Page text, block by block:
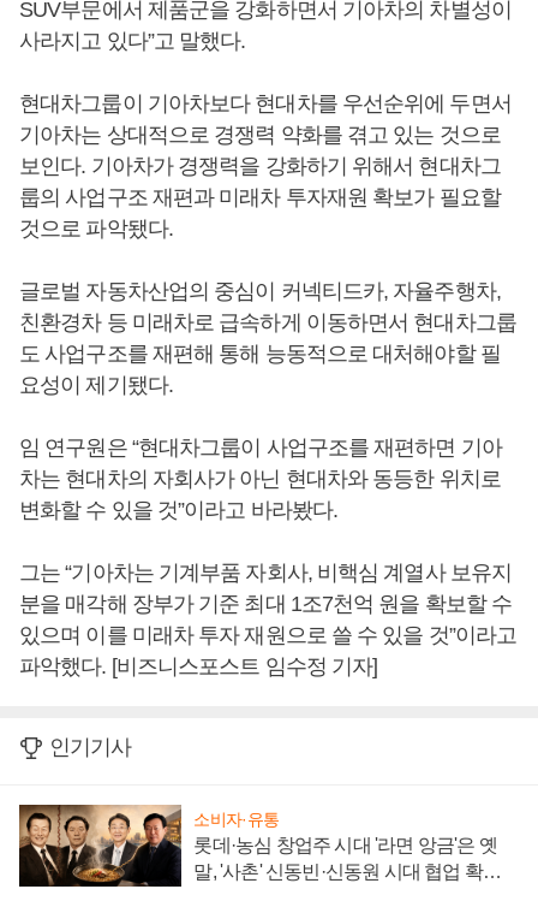
SUV부문에서 제품군을 강화하면서 기아차의 차별성이
사라지고 있다”고 말했다.
현대차그룹이 기아차보다 현대차를 우선순위에 두면서
기아차는 상대적으로 경쟁력 약화를 겪고 있는 것으로
보인다. 기아차가 경쟁력을 강화하기 위해서 현대차그
룹의 사업구조 재편과 미래차 투자재원 확보가 필요할
것으로 파악됐다.
글로벌 자동차산업의 중심이 커넥티드카, 자율주행차,
친환경차 등 미래차로 급속하게 이동하면서 현대차그룹
도 사업구조를 재편해 통해 능동적으로 대처해야할 필
요성이 제기됐다.
임 연구원은 “현대차그룹이 사업구조를 재편하면 기아
차는 현대차의 자회사가 아닌 현대차와 동등한 위치로
변화할 수 있을 것”이라고 바라봤다.
그는 “기아차는 기계부품 자회사, 비핵심 계열사 보유지
분을 매각해 장부가 기준 최대 1조7천억 원을 확보할 수
있으며 이를 미래차 투자 재원으로 쓸 수 있을 것”이라고
파악했다. [비즈니스포스트 임수정 기자]
인기기사
소비자·유통
롯데·농심 창업주 시대 '라면 앙금'은 옛
말, '사촌' 신동빈·신동원 시대 협업 확대